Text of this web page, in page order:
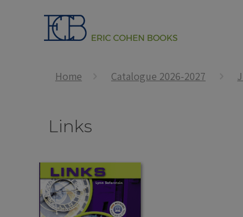
Home Catalogue 2026-2027
Links